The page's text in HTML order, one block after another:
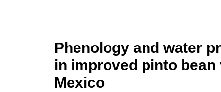
Phenology and water
in improved pinto
Mexico